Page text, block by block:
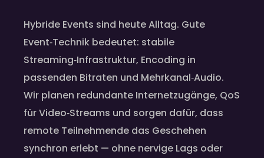
Hybride Events sind heute Alltag. Gute
Event‑Technik bedeutet: stabile
Streaming‑Infrastruktur, Encoding in
passenden Bitraten und Mehrkanal‑Audio.
Wir planen redundante Internetzugänge, QoS
für Video‑Streams und sorgen dafür, dass
remote Teilnehmende das Geschehen
synchron erlebt — ohne nervige Lags oder